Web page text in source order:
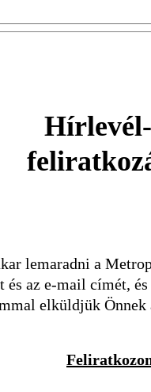
Hírlevél-
lemaradni a
és az e-mail címét,
elküldjük Önnek